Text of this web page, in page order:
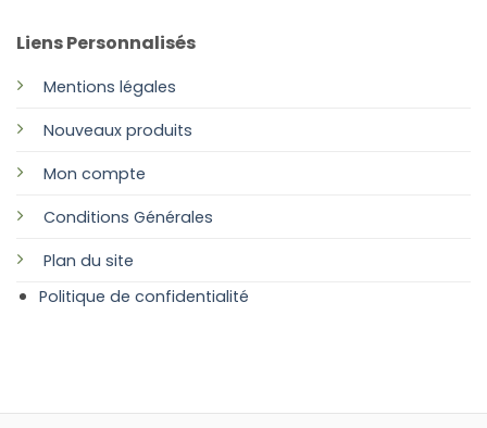
Liens Personnalisés
Mentions légales
Nouveaux produits
Mon compte
Conditions Générales
Plan du site
Politique de confidentialité